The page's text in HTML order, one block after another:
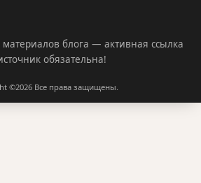
блога — активная ссылка
обязательна!
©2026 Все права защищены.